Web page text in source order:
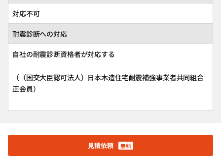
対応不可
耐震診断への対応
自社の耐震診断資格者が対応する
（（国交大臣認可法人）日本木造住宅耐震補強事業者共同組合
正会員）
見積依頼 無料